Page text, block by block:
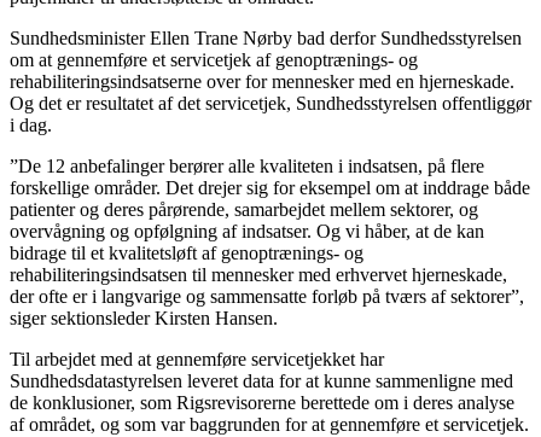
Sundhedsminister Ellen Trane Nørby bad derfor Sundhedsstyrelsen
om at gennemføre et servicetjek af genoptrænings- og
rehabiliteringsindsatserne over for mennesker med en hjerneskade.
Og det er resultatet af det servicetjek, Sundhedsstyrelsen offentliggør
i dag.
”De 12 anbefalinger berører alle kvaliteten i indsatsen, på flere
forskellige områder. Det drejer sig for eksempel om at inddrage både
patienter og deres pårørende, samarbejdet mellem sektorer, og
overvågning og opfølgning af indsatser. Og vi håber, at de kan
bidrage til et kvalitetsløft af genoptrænings- og
rehabiliteringsindsatsen til mennesker med erhvervet hjerneskade,
der ofte er i langvarige og sammensatte forløb på tværs af sektorer”,
siger sektionsleder Kirsten Hansen.
Til arbejdet med at gennemføre servicetjekket har
Sundhedsdatastyrelsen leveret data for at kunne sammenligne med
de konklusioner, som Rigsrevisorerne berettede om i deres analyse
af området, og som var baggrunden for at gennemføre et servicetjek.